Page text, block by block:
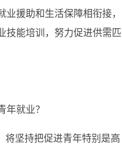
援助和生活保障相衔接，
技能培训，努力促进供需匹
就业？
将坚持把促进青年特别是高